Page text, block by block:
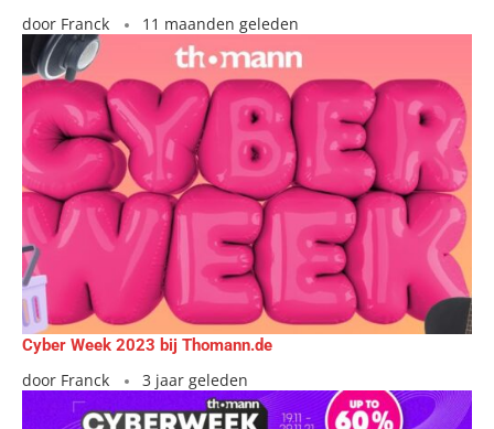
door Franck 11 maanden geleden
Cyber Week 2023 bij Thomann.de
door Franck 3 jaar geleden